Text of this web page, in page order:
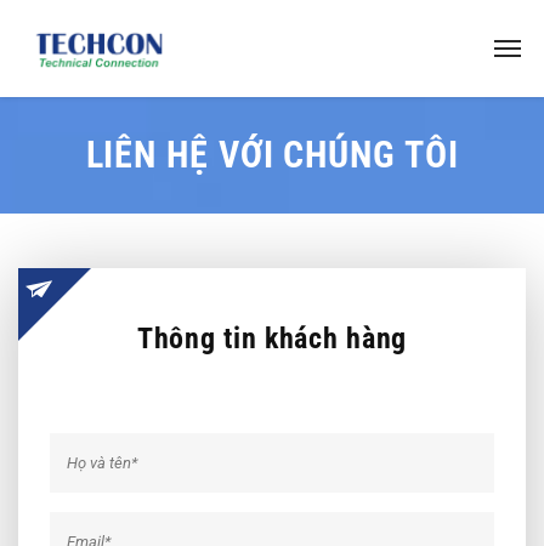
LIÊN HỆ VỚI CHÚNG TÔI
Thông tin khách hàng